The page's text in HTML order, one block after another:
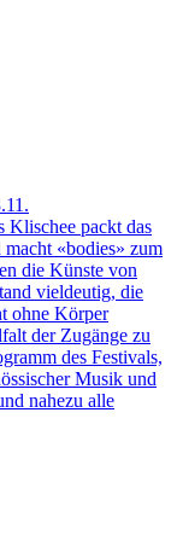
Klischee packt das
«bodies» zum
die Künste von
vieldeutig, die
ohne Körper
der Zugänge zu
des Festivals,
Musik und
nahezu alle